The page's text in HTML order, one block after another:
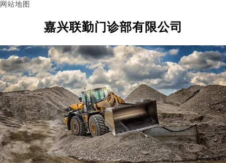
网站地图
嘉兴联勤门诊部有限公司